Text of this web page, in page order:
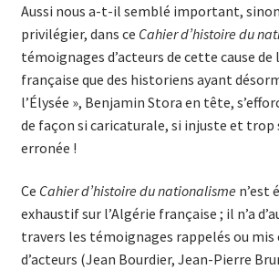
Aussi nous a-t-il semblé important,
privilégier, dans ce Cahier d’histoire du
témoignages d’acteurs de cette cause de
française que des historiens ayant
l’Élysée », Benjamin Stora en tête,
de façon si caricaturale, si injuste et
erronée !
Ce Cahier d’histoire du nationalisme n’est
exhaustif sur l’Algérie française ; il n’a
travers les témoignages rappelés ou mis
d’acteurs (Jean Bourdier, Jean-Pierre